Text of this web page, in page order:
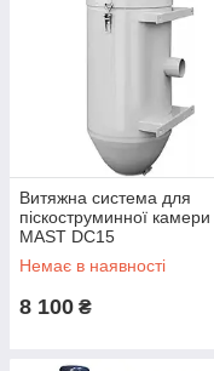
Витяжна система для
піскоструминної камери
MAST DC15
Немає в наявності
8 100 ₴